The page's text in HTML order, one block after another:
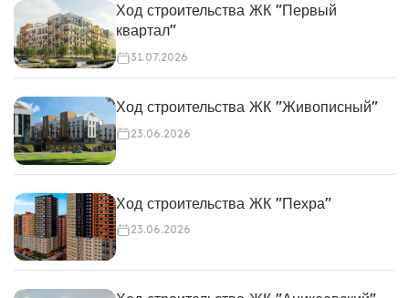
Ход строительства ЖК "Первый
квартал"
31.07.2026
Ход строительства ЖК "Живописный"
23.06.2026
Ход строительства ЖК "Пехра"
23.06.2026